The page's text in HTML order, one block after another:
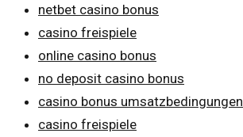
netbet casino bonus
casino freispiele
online casino bonus
no deposit casino bonus
casino bonus umsatzbedingungen
casino freispiele